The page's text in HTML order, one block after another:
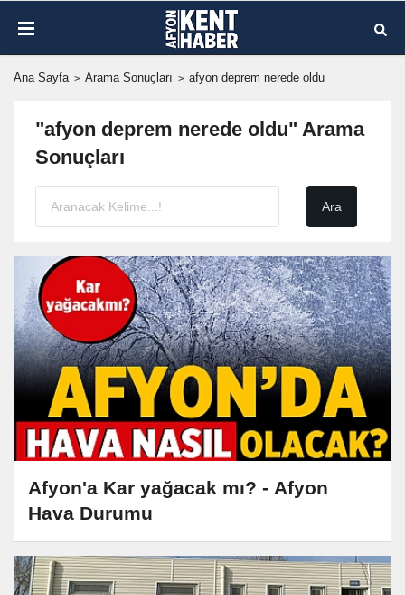
Ana Sayfa Arama Sonuçları afyon deprem nerede oldu
"afyon deprem nerede oldu" Arama
Sonuçları
Afyon'a Kar yağacak mı? - Afyon
Hava Durumu